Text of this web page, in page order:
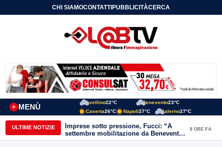
CHI SIAMOCONTATTIPUBBLICITÀCERCA
MENÙ
+
Avellino22°C Benevento23°C
Caserta26°C Napoli27°C Salerno27°C
ULTIME NOTIZIE
Imprese sotto pressione, Fucci: “A
settembre mobilitazione da Benevento
e Avellino”
8 ORE FA